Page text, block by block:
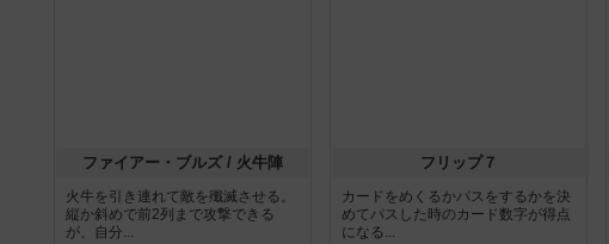
ファイアー・ブルズ / 火牛陣
火牛を引き連れて敵を殲滅させる。
縦か斜めで前2列まで攻撃できる
が、自分...
フリップ７
カードをめくるかパスをするかを決
めてパスした時のカード数字が得点
になる...